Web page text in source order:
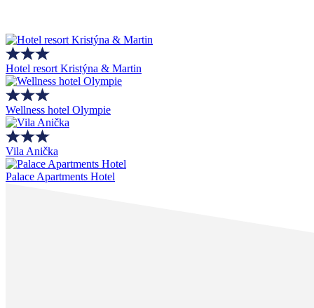
Hotel resort Kristýna & Martin
Wellness hotel Olympie
Vila Anička
Palace Apartments Hotel